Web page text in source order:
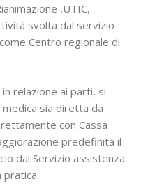
,UTIC,
svolta dal servizio
Centro regionale di
in relazione ai parti, si
medica sia diretta da
con Cassa
predefinita il
dal Servizio assistenza
pratica.